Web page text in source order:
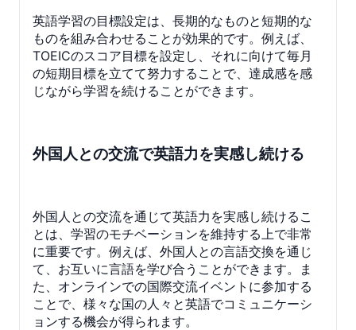
英語学習の目標設定は、長期的なものと短期的な
ものを組み合わせることが効果的です。例えば、
TOEICのスコア目標を設定し、それに向けて毎月
の短期目標を立てて努力することで、達成感を感
じながら学習を続けることができます。
外国人との交流で英語力を実感し続ける
外国人との交流を通じて英語力を実感し続けるこ
とは、学習のモチベーションを維持する上で非常
に重要です。例えば、外国人との言語交換を通じ
て、お互いに言語を学び合うことができます。ま
た、オンラインでの国際交流イベントに参加する
ことで、様々な国の人々と英語でコミュニケーシ
ョンする機会が得られます。